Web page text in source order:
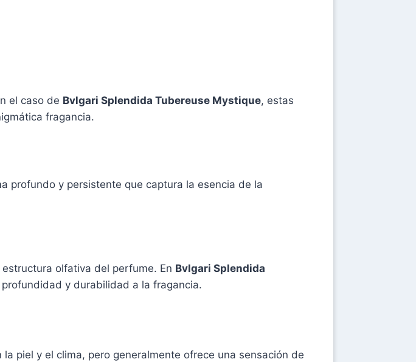
el caso de Bvlgari Splendida Tubereuse Mystique, estas
fragancia.
profundo y persistente que captura la esencia de la
olfativa del perfume. En Bvlgari Splendida
y durabilidad a la fragancia.
la piel y el clima, pero generalmente ofrece una sensación de